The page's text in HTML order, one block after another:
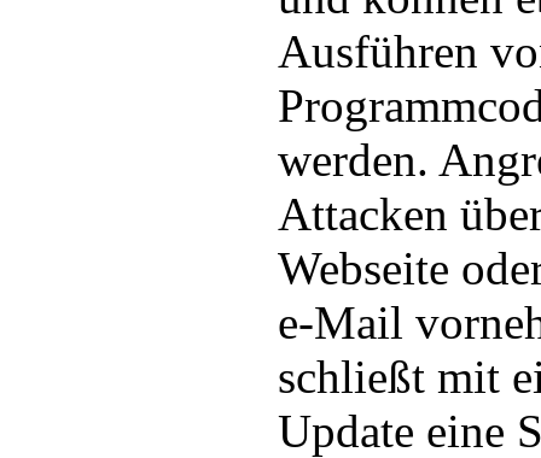
Ausführen
werden.
Attacken
Webseite
e-Mail
schließt mit
Update eine